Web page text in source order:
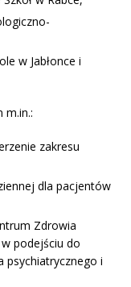
w Jabłonce i
m.in.:
zakresu
dla pacjentów
Zdrowia
podejściu do
psychiatrycznego i